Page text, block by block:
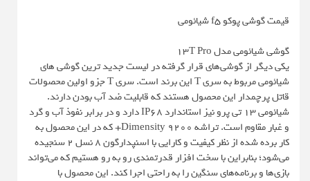
قیمت گوشی پوکو f5 شیائومی
گوشی شیائومی مدل 13T Pro
یکی دیگر از گوشی‌های قرار گرفته در لیست جدید ترین گوشی های
شیائومی مربوط به سری T این برند است. سری T جزو اولین محصولات
قاتل پرچمدار این محصول هستند که قابلیت ضد آب بودن دارند.
شیائومی 13 تی پرو نیز استاندارد IP68 دارد و در برابر نفوذ آب و گرد
و غبار مقاوم است. تراشه Dimensity 9200+ که در این محصول به
کار برده شده از نظر کیفیت و کارایی با اسنپدارگون 8 نسل 2 سنجیده
می‌شود؛ بنابراین با سخت افزار قدرتمندی رو به رو هستیم که می‌تواند
بازی‌ها و برنامه‌های سنگین را به راحتی اجرا کند. این محصول با